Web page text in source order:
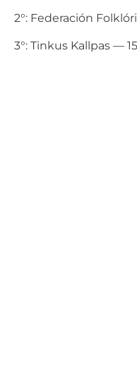
2°: Federación
3°: Tinkus Kallpas —